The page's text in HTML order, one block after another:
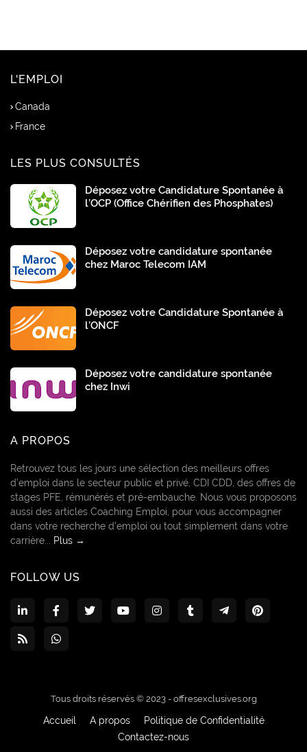
L'EMPLOI
Canada
France
LES PLUS CONSULTÉS
Déposez votre Candidature Spontanée à
l’OCP (Office Chérifien des Phosphates)
Déposez votre candidature spontanée
chez Maroc Telecom IAM
Déposez votre Candidature Spontanée à
l’ONCF
Déposez votre candidature spontanée
chez Inwi
A PROPOS
Retrouvez tous les jours une sélection des meilleurs offres
d’emploi dans le secteur public et privé, CDI CDD, des offres de
stages PFE, rémunérés et pré-embauche. Nous vous proposons
aussi des articles Coaching Emploi, pour vous accompagner
dans votre recherche d’emploi ou tout simplement dans votre
carrière...
Plus →
FOLLOW US
Tous droits réservés © 2023 - offresexclusives.org
Accueil A propos
Politique de Confidentialité
Contactez-nous